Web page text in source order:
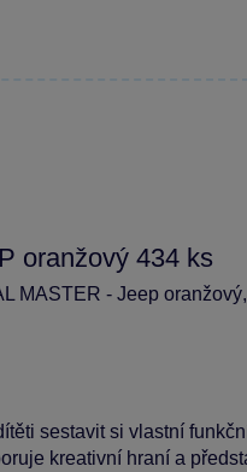
oranžový 434 ks
MASTER - Jeep
sestavit si vlastní
kreativní hraní a